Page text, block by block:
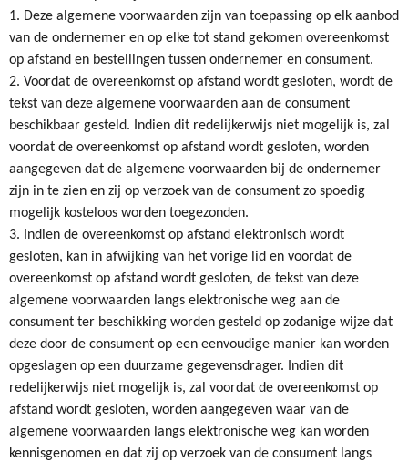
1. Deze algemene voorwaarden zijn van toepassing op elk aanbod
van de ondernemer en op elke tot stand gekomen overeenkomst
op afstand en bestellingen tussen ondernemer en consument.
2. Voordat de overeenkomst op afstand wordt gesloten, wordt de
tekst van deze algemene voorwaarden aan de consument
beschikbaar gesteld. Indien dit redelijkerwijs niet mogelijk is, zal
voordat de overeenkomst op afstand wordt gesloten, worden
aangegeven dat de algemene voorwaarden bij de ondernemer
zijn in te zien en zij op verzoek van de consument zo spoedig
mogelijk kosteloos worden toegezonden.
3. Indien de overeenkomst op afstand elektronisch wordt
gesloten, kan in afwijking van het vorige lid en voordat de
overeenkomst op afstand wordt gesloten, de tekst van deze
algemene voorwaarden langs elektronische weg aan de
consument ter beschikking worden gesteld op zodanige wijze dat
deze door de consument op een eenvoudige manier kan worden
opgeslagen op een duurzame gegevensdrager. Indien dit
redelijkerwijs niet mogelijk is, zal voordat de overeenkomst op
afstand wordt gesloten, worden aangegeven waar van de
algemene voorwaarden langs elektronische weg kan worden
kennisgenomen en dat zij op verzoek van de consument langs